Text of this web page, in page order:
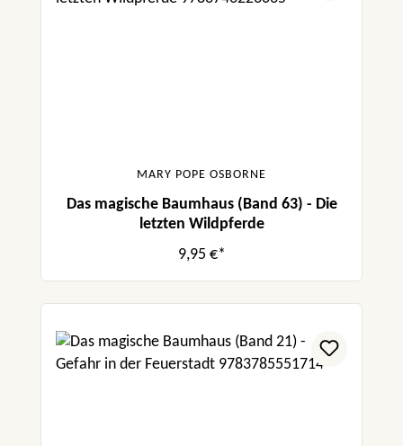
MARY POPE OSBORNE
Das magische Baumhaus (Band 63) - Die
letzten Wildpferde
9,95 €*